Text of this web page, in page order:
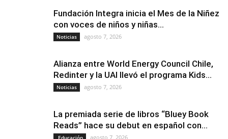
Fundación Integra inicia el Mes de la Niñez
con voces de niños y niñas...
Noticias agosto 7, 2026
Alianza entre World Energy Council Chile,
Redinter y la UAI llevó el programa Kids...
Noticias agosto 7, 2026
La premiada serie de libros “Bluey Book
Reads” hace su debut en español con...
Educación agosto 7, 2026